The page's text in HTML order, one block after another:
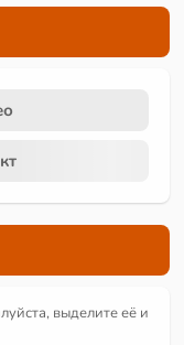
выделите её и